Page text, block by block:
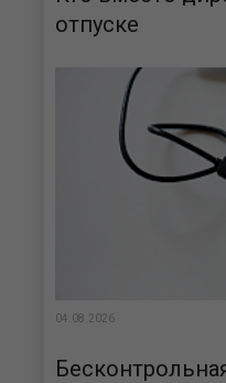
отпуске
04.08.2026